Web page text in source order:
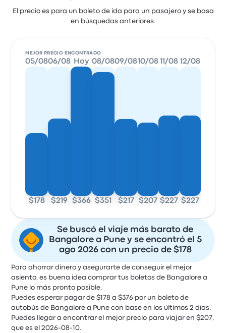
El precio es para un boleto de ida para un pasajero y se basa
en búsquedas anteriores.
MEJOR PRECIO ENCONTRADO
05/08
$178
06/08
$219
Hoy
$366
08/08
$351
09/08
$217
10/08
$207
11/08
$227
12/08
$227
Se buscó el viaje más barato de
Bangalore a Pune y se encontró el 5
ago 2026 con un precio de $178
Para ahorrar dinero y asegurarte de conseguir el mejor
asiento, es buena idea comprar tus boletos de Bangalore a
Pune lo más pronto posible.
Puedes esperar pagar de $178 a $376 por un boleto de
autobús de Bangalore a Pune con base en los últimos 2 días.
Puedes llegar a encontrar el mejor precio para viajar en $207,
que es el 2026-08-10.